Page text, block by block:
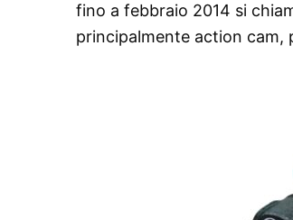
fino a febbraio 2014 si
principalmente action cam,